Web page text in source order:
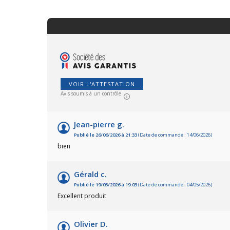
de 90 lires. Pratique avec deux
très léger !
3,40
VOIR L'ATTESTATION
Avis soumis à un contrôle
Jean-pierre g.
Publié le 26/06/2026 à 21:33(Date de commande : 14/06/2026)
bien
Gérald c.
Publié le 19/05/2026 à 19:03(Date de commande : 04/05/2026)
Excellent produit
Olivier D.